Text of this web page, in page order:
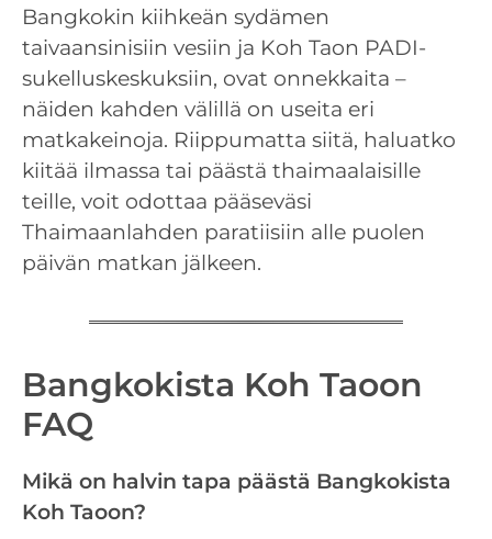
Bangkokin kiihkeän sydämen
taivaansinisiin vesiin ja Koh Taon PADI-
sukelluskeskuksiin, ovat onnekkaita –
näiden kahden välillä on useita eri
matkakeinoja. Riippumatta siitä, haluatko
kiitää ilmassa tai päästä thaimaalaisille
teille, voit odottaa pääseväsi
Thaimaanlahden paratiisiin alle puolen
päivän matkan jälkeen.
Bangkokista Koh Taoon
FAQ
Mikä on halvin tapa päästä Bangkokista
Koh Taoon?